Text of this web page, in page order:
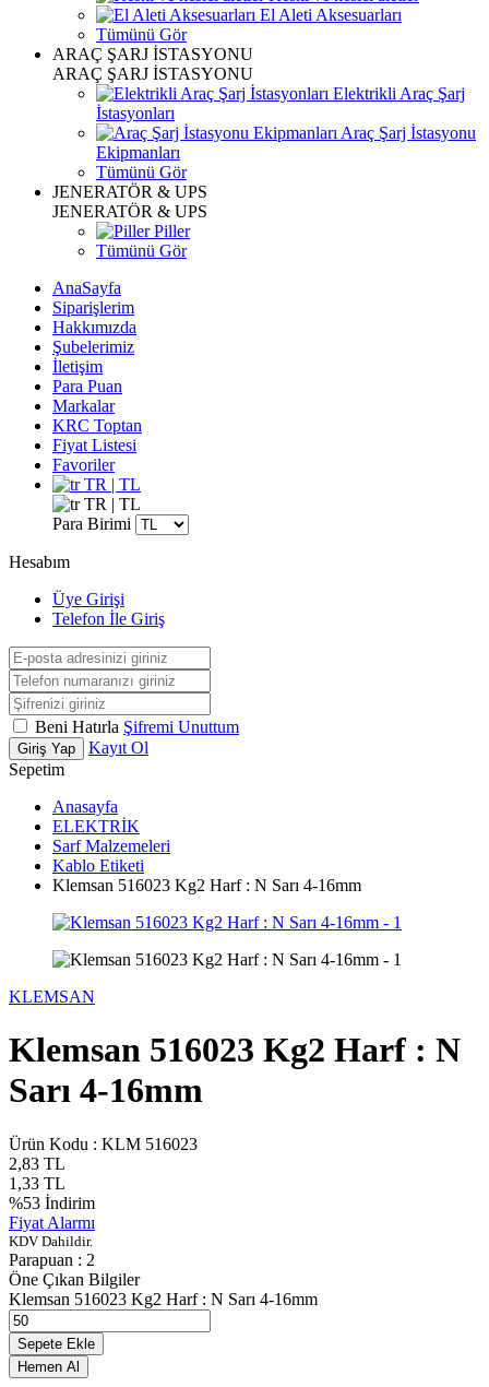
El Aleti Aksesuarları
Tümünü Gör
ARAÇ ŞARJ İSTASYONU
ARAÇ ŞARJ İSTASYONU
Elektrikli Araç Şarj
İstasyonları
Araç Şarj İstasyonu
Ekipmanları
Tümünü Gör
JENERATÖR & UPS
JENERATÖR & UPS
Piller
Tümünü Gör
AnaSayfa
Siparişlerim
Hakkımızda
Şubelerimiz
İletişim
Para Puan
Markalar
KRC Toptan
Fiyat Listesi
Favoriler
TR | TL
TR | TL
Para Birimi
Hesabım
Üye Girişi
Telefon İle Giriş
Beni Hatırla Şifremi Unuttum
Giriş Yap
Kayıt Ol
Sepetim
Anasayfa
ELEKTRİK
Sarf Malzemeleri
Kablo Etiketi
Klemsan 516023 Kg2 Harf : N Sarı 4-16mm
KLEMSAN
Klemsan 516023 Kg2 Harf : N
Sarı 4-16mm
Ürün Kodu : KLM 516023
2,83 TL
1,33 TL
%53 İndirim
Fiyat Alarmı
KDV Dahildir.
Parapuan : 2
Öne Çıkan Bilgiler
Klemsan 516023 Kg2 Harf : N Sarı 4-16mm
Sepete Ekle
Hemen Al